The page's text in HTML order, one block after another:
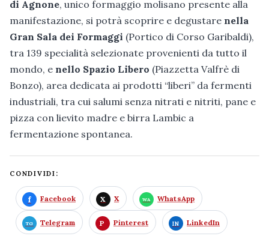
di Agnone, unico formaggio molisano presente alla
manifestazione, si potrà scoprire e degustare nella
Gran Sala dei Formaggi (Portico di Corso Garibaldi),
tra 139 specialità selezionate provenienti da tutto il
mondo, e nello Spazio Libero (Piazzetta Valfrè di
Bonzo), area dedicata ai prodotti “liberi” da fermenti
industriali, tra cui salumi senza nitrati e nitriti, pane e
pizza con lievito madre e birra Lambic a
fermentazione spontanea.
CONDIVIDI:
Facebook X WhatsApp
Telegram Pinterest LinkedIn